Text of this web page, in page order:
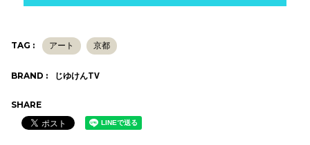
TAG : アート 京都
BRAND : じゆけんTV
SHARE